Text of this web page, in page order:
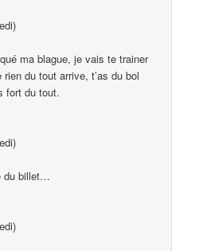
ma blague, je vais te trainer
du tout arrive, t’as du bol
fort du tout.
du billet…